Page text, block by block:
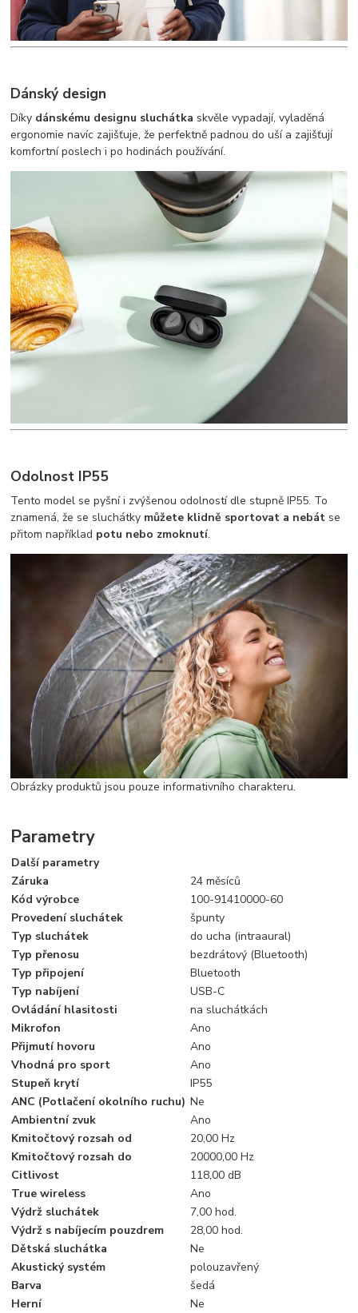
Dánský design
Díky dánskému designu sluchátka skvěle vypadají, vyladěná
ergonomie navíc zajišťuje, že perfektně padnou do uší a zajišťují
komfortní poslech i po hodinách používání.
Odolnost IP55
Tento model se pyšní i zvýšenou odolností dle stupně IP55. To
znamená, že se sluchátky můžete klidně sportovat a nebát se
přitom například potu nebo zmoknutí.
Obrázky produktů jsou pouze informativního charakteru.
Parametry
Další parametry
Záruka
24 měsíců
Kód výrobce
100-91410000-60
Provedení sluchátek
špunty
Typ sluchátek
do ucha (intraaural)
Typ přenosu
bezdrátový (Bluetooth)
Typ připojení
Bluetooth
Typ nabíjení
USB-C
Ovládání hlasitosti
na sluchátkách
Mikrofon
Ano
Přijmutí hovoru
Ano
Vhodná pro sport
Ano
Stupeň krytí
IP55
ANC (Potlačení okolního ruchu) Ne
Ambientní zvuk
Ano
Kmitočtový rozsah od
20,00 Hz
Kmitočtový rozsah do
20000,00 Hz
Citlivost
118,00 dB
True wireless
Ano
Výdrž sluchátek
7,00 hod.
Výdrž s nabíjecím pouzdrem
28,00 hod.
Dětská sluchátka
Ne
Akustický systém
polouzavřený
Barva
šedá
Herní
Ne